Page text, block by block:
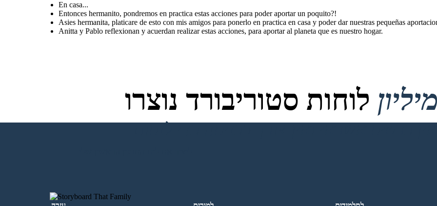
En casa...
Entonces hermanito, pondremos en practica estas acciones para poder aportar un poquito?!
Asies hermanita, platicare de esto con mis amigos para ponerlo en practica en casa y poder dar nuestras pequeñas
Anitta y Pablo reflexionan y acuerdan realizar estas acciones, para aportar al planeta que es nuestro hogar.
לוחות סטוריבורד נוצרו